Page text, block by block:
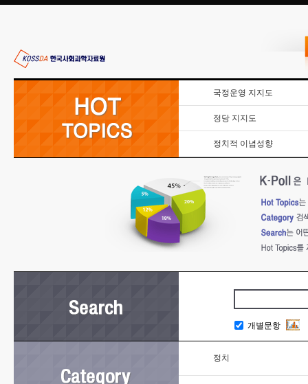
국정운영 지지도
정당 지지도
정치적 이념성향
개별문항
정치